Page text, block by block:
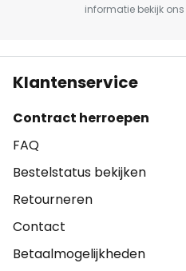
informatie bekijk ons
Klantenservice
Contract herroepen
FAQ
Bestelstatus bekijken
Retourneren
Contact
Betaalmogelijkheden